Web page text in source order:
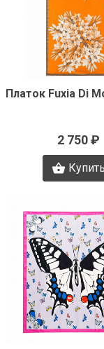
Быстрый
2 750 ₽
Купить